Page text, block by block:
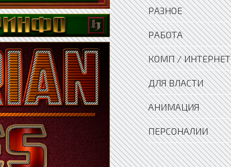
РАЗНОЕ
РАБОТА
КОМП / ИНТЕРНЕТ
ДЛЯ ВЛАСТИ
АНИМАЦИЯ
ПЕРСОНАЛИИ